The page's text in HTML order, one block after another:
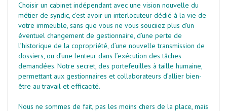
Choisir un cabinet indépendant avec une vision nouvelle du
métier de syndic, c’est avoir un interlocuteur dédié à la vie de
votre immeuble, sans que vous ne vous souciiez plus d’un
éventuel changement de gestionnaire, d’une perte de
l’historique de la copropriété, d’une nouvelle transmission de
dossiers, ou d’une lenteur dans l’exécution des tâches
demandées. Notre secret, des portefeuilles à taille humaine,
permettant aux gestionnaires et collaborateurs d’allier bien-
être au travail et efficacité.
Nous ne sommes de fait, pas les moins chers de la place, mais